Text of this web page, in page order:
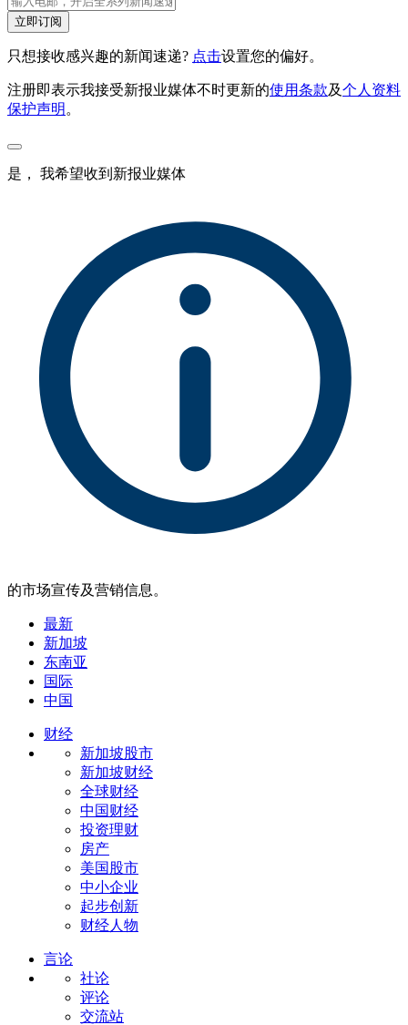
立即订阅
只想接收感兴趣的新闻速递? 点击设置您的偏好。
注册即表示我接受新报业媒体不时更新的使用条款及个人资料
保护声明 。
是， 我希望收到新报业媒体
的市场宣传及营销信息。
最新
新加坡
东南亚
国际
中国
财经
新加坡股市
新加坡财经
全球财经
中国财经
投资理财
房产
美国股市
中小企业
起步创新
财经人物
言论
社论
评论
交流站